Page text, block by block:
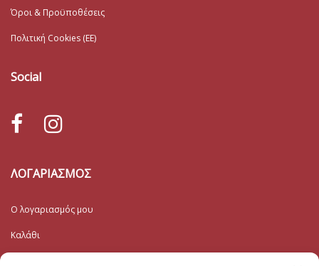
Όροι & Προϋποθέσεις
Πολιτική Cookies (ΕΕ)
Social
ΛΟΓΑΡΙΑΣΜΟΣ
Ο λογαριασμός μου
Καλάθι